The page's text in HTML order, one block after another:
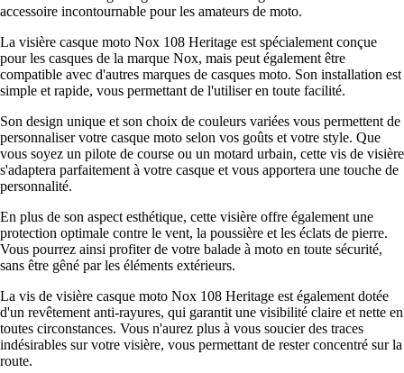
accessoire incontournable pour les amateurs de moto.
La visière casque moto Nox 108 Heritage est spécialement conçue
pour les casques de la marque Nox, mais peut également être
compatible avec d'autres marques de casques moto. Son installation est
simple et rapide, vous permettant de l'utiliser en toute facilité.
Son design unique et son choix de couleurs variées vous permettent de
personnaliser votre casque moto selon vos goûts et votre style. Que
vous soyez un pilote de course ou un motard urbain, cette vis de visière
s'adaptera parfaitement à votre casque et vous apportera une touche de
personnalité.
En plus de son aspect esthétique, cette visière offre également une
protection optimale contre le vent, la poussière et les éclats de pierre.
Vous pourrez ainsi profiter de votre balade à moto en toute sécurité,
sans être gêné par les éléments extérieurs.
La vis de visière casque moto Nox 108 Heritage est également dotée
d'un revêtement anti-rayures, qui garantit une visibilité claire et nette en
toutes circonstances. Vous n'aurez plus à vous soucier des traces
indésirables sur votre visière, vous permettant de rester concentré sur la
route.